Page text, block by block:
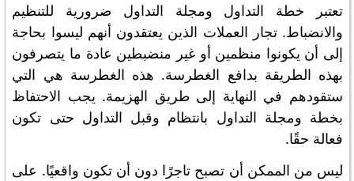
تعتبر خطة التداول ومجلة التداول ضرورية للتنظيم
والانضباط. تجار العملات الذين يعتقدون أنهم ليسوا بحاجة
إلى أن يكونوا منظمين أو غير منضبطين عادة ما يتصرفون
بهذه الطريقة بدافع الغطرسة. هذه الغطرسة هي التي
ستقودهم في النهاية إلى طريق الهزيمة. يجب الاحتفاظ
بخطة ومجلة التداول بانتظام وقبل التداول حتى تكون
فعالة حقًا.
ليس من الممكن أن تصبح تاجرًا دون أن تكون واقعيًا. على